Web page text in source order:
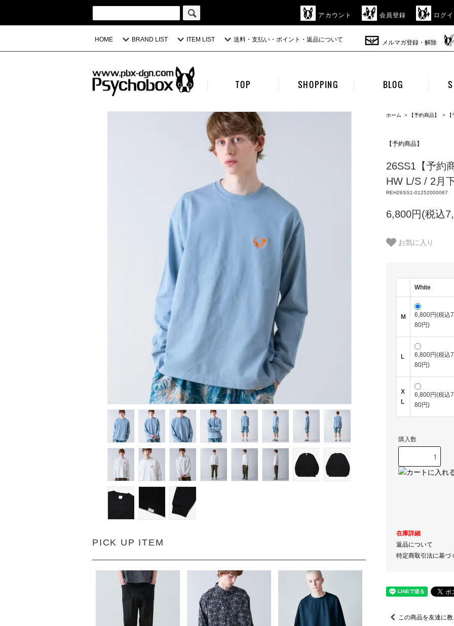
アカウント 会員登録 ログ
HOME BRAND LIST ITEM LIST 送料・支払い・ポイント・返品について メルマガ登録・解除
TOP SHOPPING BLOG
PICK UP ITEM
ホーム > 【予約商品】 >
【予約商品】
26SS1【予約
HW L/S / 2月
REH26SS1-01252000067
6,800円(税込
お気に入り
White
M
6,800円(税込
80円)
L
6,800円(税込
80円)
X
L
6,800円(税込
80円)
購入数
在庫詳細
返品について
特定商取引法に基づ
この商品を友達に